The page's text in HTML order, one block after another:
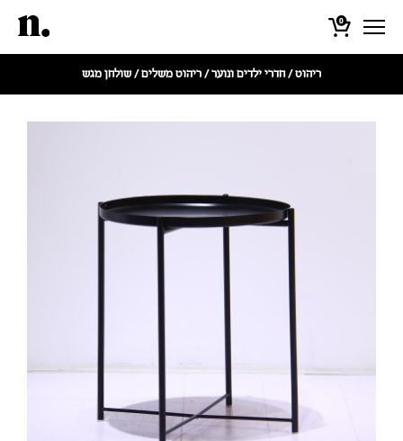
0
ריהוט/חדרי ילדים ונוער/ ריהוט משלים/ שולחן מגש